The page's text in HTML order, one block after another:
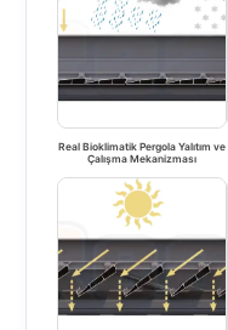
Real Bioklimatik Pergola Yalıtım ve
Çalışma Mekanizması